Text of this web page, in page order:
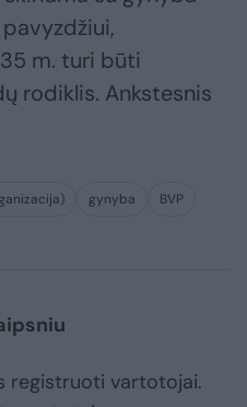
m. turi būti
rodiklis. Ankstesnis
gynyba
BVP
registruoti vartotojai.